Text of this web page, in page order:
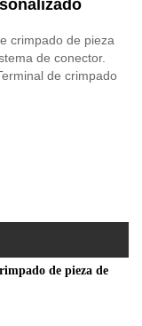
crimpado de pieza
de conector.
de crimpado
de pieza de